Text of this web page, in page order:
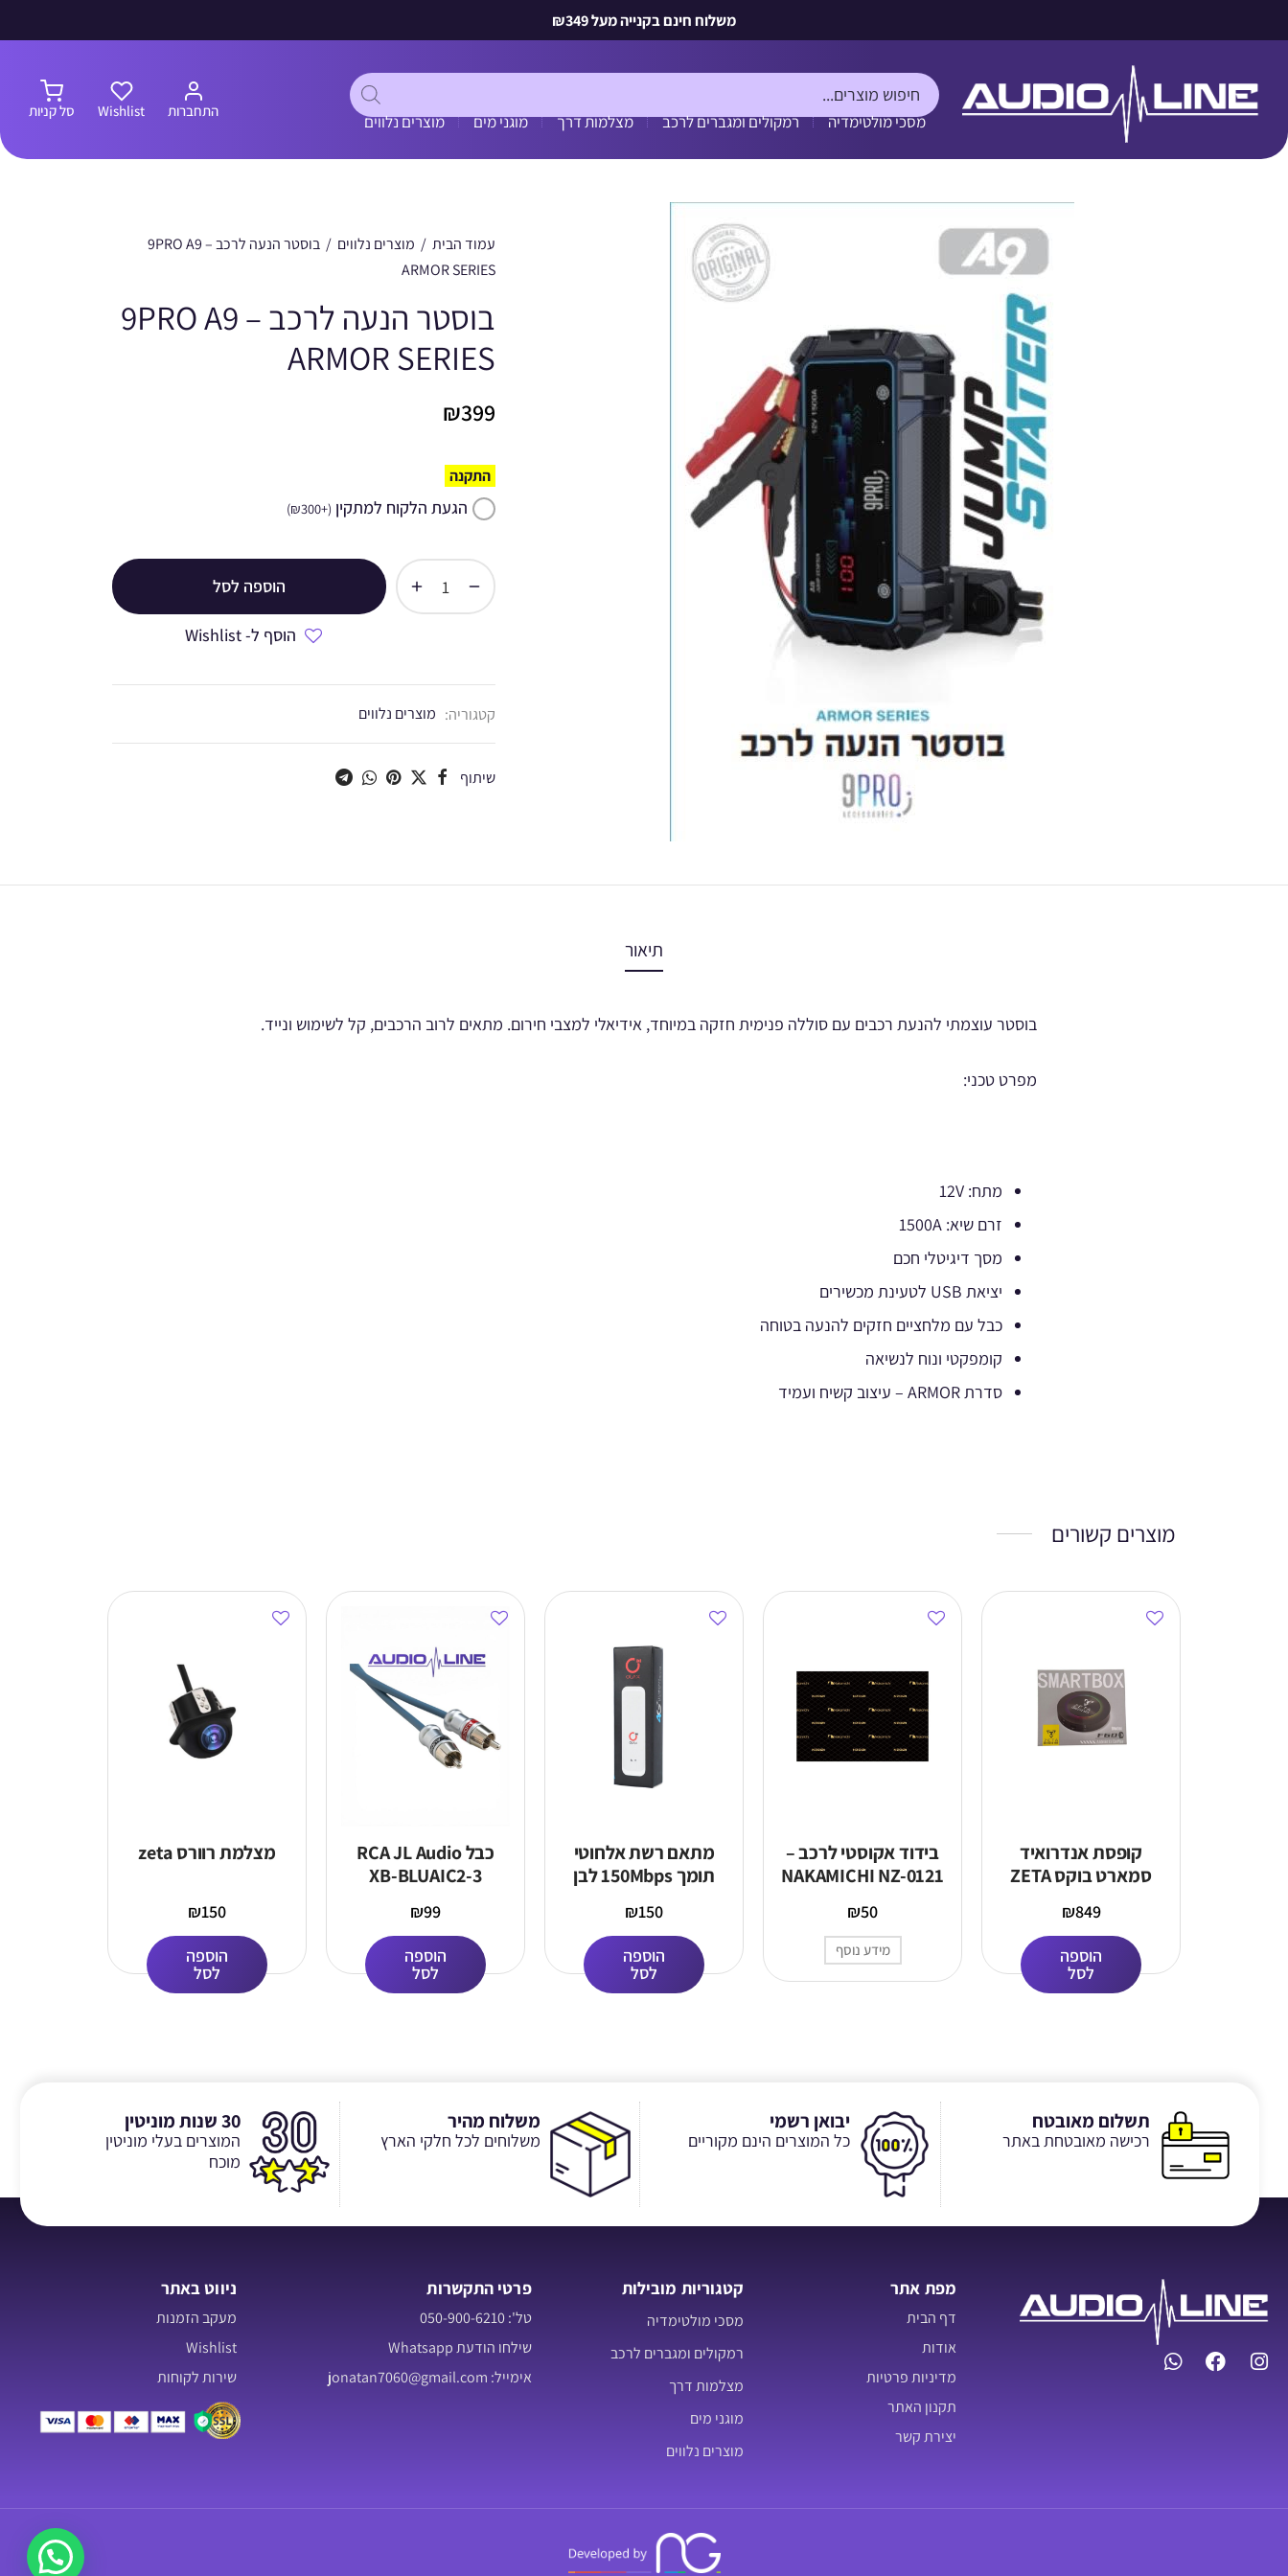
משלוח חינם בקנייה מעל ₪349
מסכי מולטימדיה רמקולים ומגברים לרכב מצלמות דרך מוגני מים מוצרים נלווים
התחברות Wishlist סל קניות
עמוד הבית / מוצרים נלווים /
בוסטר הנעה לרכב 9PRO A9 –
ARMOR SERIES
בוסטר הנעה לרכב 9PRO A9 –
ARMOR SERIES
₪399
התקנה
הגעת הלקוח למתקין (
+
₪300
)
הוספה לסל
הוסף ל- Wishlist
קטגוריה: מוצרים נלווים
שיתוף
תיאור
בוסטר עוצמתי להנעת רכבים עם סוללה פנימית חזקה במיוחד, אידיאלי למצבי חירום. מתאים לרוב הרכבים, קל לשימוש ונייד.
מפרט טכני:
מתח: 12V
זרם שיא: 1500A
מסך דיגיטלי חכם
יציאת USB לטעינת מכשירים
כבל עם מלחציים חזקים להנעה בטוחה
קומפקטי ונוח לנשיאה
סדרת ARMOR – עיצוב קשיח ועמיד
מוצרים קשורים
קופסת אנדרואיד
סמארט בוקס ZETA
CAR PLAY 4+64GB
₪849
הוספה
לסל
בידוד אקוסטי לרכב –
NAKAMICHI NZ-0121
₪50
מידע נוסף
מתאם רשת אלחוטי
תומך 150Mbps לבן
LTE
₪150
הוספה
לסל
כבל RCA JL Audio
XB-BLUAIC2-3
₪99
הוספה
לסל
מצלמת רוורס zeta
₪150
הוספה
לסל
תשלום מאובטח
רכישה מאובטחת באתר
יבואן רשמי
כל המוצרים הינם מקוריים
משלוח מהיר
משלוחים לכל חלקי הארץ
30 שנות מוניטין
המוצרים בעלי מוניטין
מוכח
מפת אתר
דף הבית
אודות
מדיניות פרטיות
תקנון האתר
יצירת קשר
קטגוריות מובילות
מסכי מולטימדיה
רמקולים ומגברים לרכב
מצלמות דרך
מוגני מים
מוצרים נלווים
פרטי התקשרות
טל': 050-900-6210
שילחו הודעת Whatsapp
אימייל: jonatan7060@gmail.com
ניווט באתר
מעקב הזמנות
Wishlist
שירות לקוחות